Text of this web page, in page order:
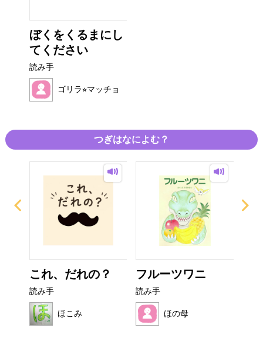
ぼくをくるまにし
てください
読み手
ゴリラ⭐︎マッチョ
つぎはなによむ？
これ、だれの？
読み手
ほこみ
フルーツワニ
読み手
ほの母